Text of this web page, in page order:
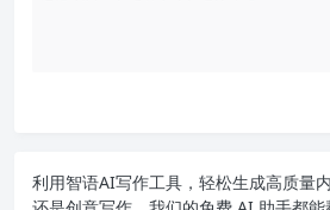
利用智语AI写作工具，轻松生成高质量